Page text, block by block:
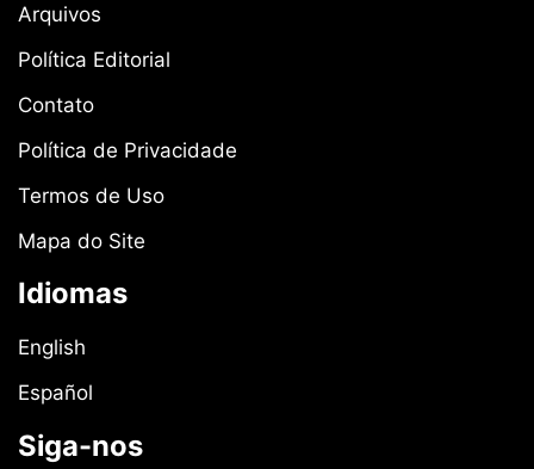
Arquivos
Política Editorial
Contato
Política de Privacidade
Termos de Uso
Mapa do Site
Idiomas
English
Español
Siga-nos